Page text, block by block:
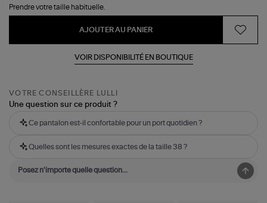
Prendre votre taille habituelle.
AJOUTER AU PANIER
VOIR DISPONIBILITÉ EN BOUTIQUE
VOTRE CONSEILLÈRE LULLI
Une question sur ce produit ?
Ce pantalon est-il confortable pour un port quotidien ?
Quelles sont les mesures exactes de la taille 38 ?